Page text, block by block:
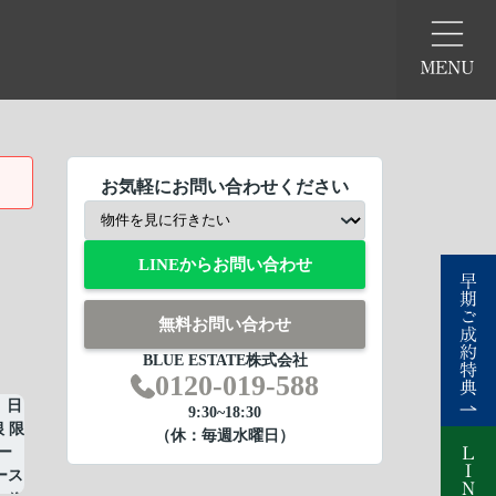
お気軽にお問い合わせください
LINEからお問い合わせ
無料お問い合わせ
BLUE ESTATE株式会社
0120-019-588
9:30~18:30
（休：毎週水曜日）